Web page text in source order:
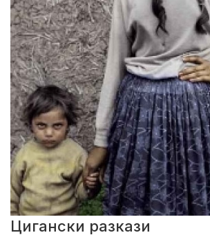
Цигански разкази